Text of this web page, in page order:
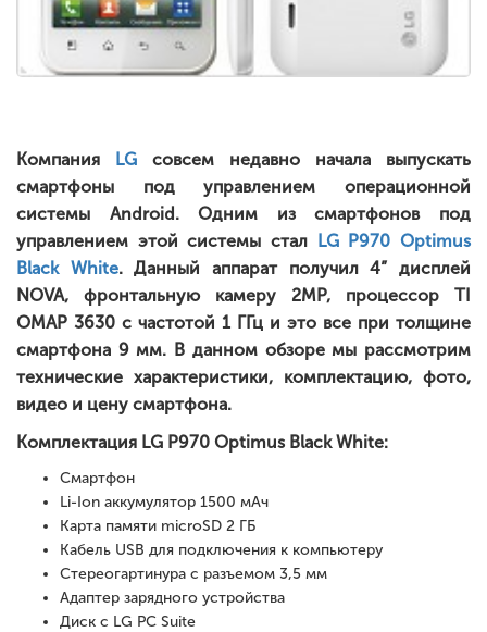
Компания LG совсем недавно начала выпускать
смартфоны под управлением операционной
системы Android. Одним из смартфонов под
управлением этой системы стал LG P970 Optimus
Black White. Данный аппарат получил 4” дисплей
NOVA, фронтальную камеру 2MP, процессор TI
OMAP 3630 с частотой 1 ГГц и это все при толщине
смартфона 9 мм. В данном обзоре мы рассмотрим
технические характеристики, комплектацию, фото,
видео и цену смартфона.
Комплектация LG P970 Optimus Black White:
Смартфон
Li-Ion аккумулятор 1500 мАч
Карта памяти microSD 2 ГБ
Кабель USB для подключения к компьютеру
Стереогартинура с разъемом 3,5 мм
Адаптер зарядного устройства
Диск с LG PC Suite